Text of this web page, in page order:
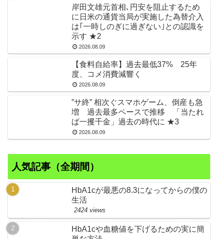
岸田文雄元首相､円安を阻止するため
に日米の通貨当局が実施した為替介入
は｢一時しのぎに過ぎない｣との認識を
示す ★2
2026.08.09
【食料自給率】過去最低37% 25年
度、コメ消費減響く
2026.08.09
”サ終” 相次ぐスマホゲーム、倒産も急
増 過去最多ペースで推移 「当たれ
ば一攫千金」過去の時代に ★3
2026.08.09
人気記事（全期間）
HbA1cが最悪の8.3になってからの僕の
生活
2424 views
HbA1cや血糖値を下げるための実に簡